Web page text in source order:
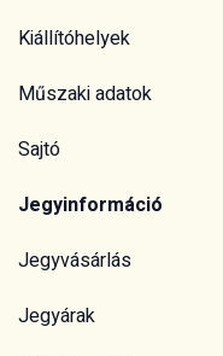
Kiállítóhelyek
Műszaki adatok
Sajtó
Jegyinformáció
Jegyvásárlás
Jegyárak